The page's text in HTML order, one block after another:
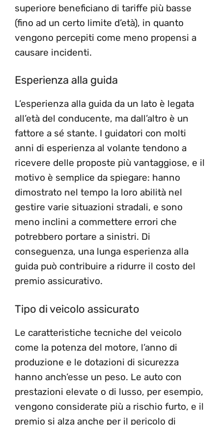
superiore beneficiano di tariffe più basse
(fino ad un certo limite d’età), in quanto
vengono percepiti come meno propensi a
causare incidenti.
Esperienza alla guida
L’esperienza alla guida da un lato è legata
all’età del conducente, ma dall’altro è un
fattore a sé stante. I guidatori con molti
anni di esperienza al volante tendono a
ricevere delle proposte più vantaggiose, e il
motivo è semplice da spiegare: hanno
dimostrato nel tempo la loro abilità nel
gestire varie situazioni stradali, e sono
meno inclini a commettere errori che
potrebbero portare a sinistri. Di
conseguenza, una lunga esperienza alla
guida può contribuire a ridurre il costo del
premio assicurativo.
Tipo di veicolo assicurato
Le caratteristiche tecniche del veicolo
come la potenza del motore, l’anno di
produzione e le dotazioni di sicurezza
hanno anch’esse un peso. Le auto con
prestazioni elevate o di lusso, per esempio,
vengono considerate più a rischio furto, e il
premio si alza anche per il pericolo di